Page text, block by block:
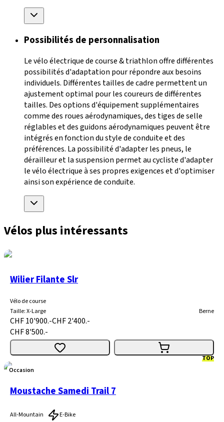
Possibilités de personnalisation
Le vélo électrique de course & triathlon offre différentes
possibilités d'adaptation pour répondre aux besoins
individuels. Différentes tailles de cadre permettent un
ajustement optimal pour les coureurs de différentes
tailles. Des options d'équipement supplémentaires
comme des roues aérodynamiques, des tiges de selle
réglables et des guidons aérodynamiques peuvent être
intégrés en fonction du style de conduite et des
préférences. La possibilité d'adapter les pneus, le
dérailleur et la suspension permet au cycliste d'adapter
le vélo électrique à ses propres exigences et d'optimiser
ainsi son expérience de conduite.
Vélos plus intéressants
TOP
Wilier Filante Slr
Vélo de course
Taille:X-Large Berne
CHF 10'900.-CHF 2'400.-
CHF 8'500.-
Occasion
Moustache Samedi Trail 7
All-Mountain
E-Bike